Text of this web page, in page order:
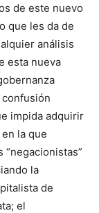
de este nuevo
que les da de
análisis
esta nueva
impida adquirir
la que
la
de
el